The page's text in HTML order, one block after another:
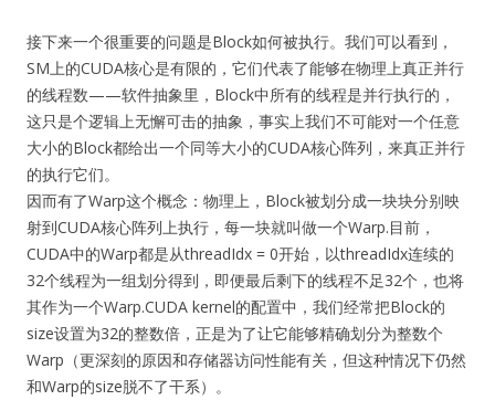
接下来一个很重要的问题是Block如何被执行。我们可以看到，
SM上的CUDA核心是有限的，它们代表了能够在物理上真正并行
的线程数——软件抽象里，Block中所有的线程是并行执行的，
这只是个逻辑上无懈可击的抽象，事实上我们不可能对一个任意
大小的Block都给出一个同等大小的CUDA核心阵列，来真正并行
的执行它们。
因而有了Warp这个概念：物理上，Block被划分成一块块分别映
射到CUDA核心阵列上执行，每一块就叫做一个Warp.目前，
CUDA中的Warp都是从threadIdx = 0开始，以threadIdx连续的
32个线程为一组划分得到，即便最后剩下的线程不足32个，也将
其作为一个Warp.CUDA kernel的配置中，我们经常把Block的
size设置为32的整数倍，正是为了让它能够精确划分为整数个
Warp（更深刻的原因和存储器访问性能有关，但这种情况下仍然
和Warp的size脱不了干系）。